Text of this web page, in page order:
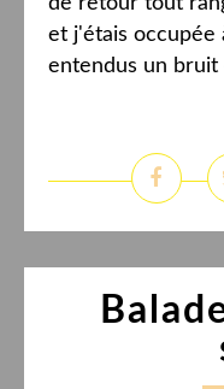
et j'étais occupée
entendus un bruit